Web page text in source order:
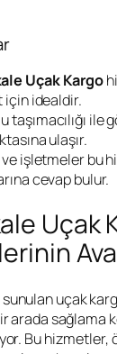
Uçak Kargo
idealdir.
taşımacılığı ile
ulaşır.
işletmeler bu
cevap bulur.
Uçak
sunulan uçak
arada sağlama
Bu hizmetler,